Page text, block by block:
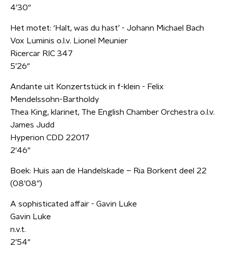
4’30"
Het motet: ‘Halt, was du hast’ - Johann Michael Bach
Vox Luminis o.l.v. Lionel Meunier
Ricercar RIC 347
5’26"
Andante uit Konzertstück in f-klein - Felix
Mendelssohn-Bartholdy
Thea King, klarinet, The English Chamber Orchestra o.l.v.
James Judd
Hyperion CDD 22017
2'46"
Boek: Huis aan de Handelskade – Ria Borkent deel 22
(08’08”)
A sophisticated affair - Gavin Luke
Gavin Luke
n.v.t.
2’54"